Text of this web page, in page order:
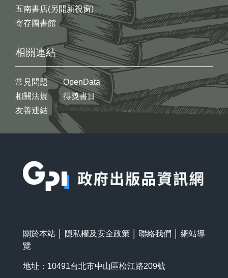
五南書店(另開新視窗)
寄存圖書館
相關連結
常見問題
相關法規
友善連結
OpenData
得獎書目
關於本站 隱私權及安全政策 聯絡我們
網站導
覽
地址：10491台北市中山區松江路209號